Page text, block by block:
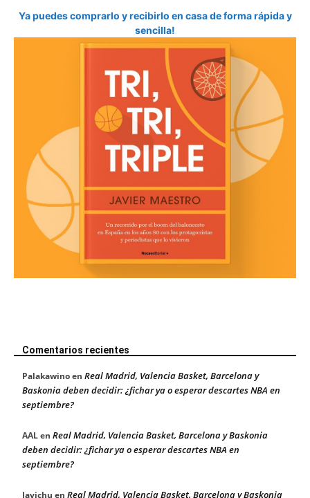
Ya puedes comprarlo y recibirlo en casa de forma rápida y
sencilla!
Comentarios recientes
Palakawinoen Real Madrid, Valencia Basket, Barcelona y
Baskonia deben decidir: ¿fichar ya o esperar descartes NBA en
septiembre?
AALen Real Madrid, Valencia Basket, Barcelona y Baskonia
deben decidir: ¿fichar ya o esperar descartes NBA en
septiembre?
Javichu en Real Madrid, Valencia Basket, Barcelona y Baskonia